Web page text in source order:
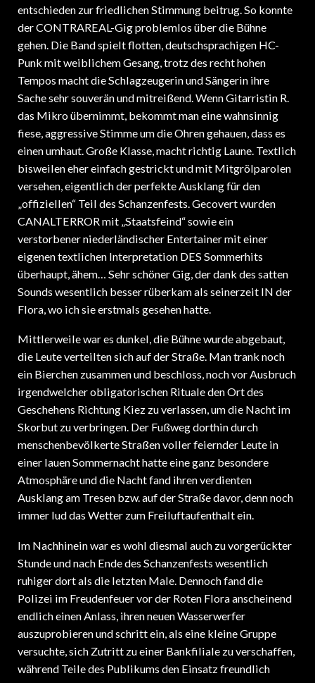
entschieden zur friedlichen Stimmung beitrug. So konnte
der CONTRAREAL-Gig problemlos über die Bühne
gehen. Die Band spielt flotten, deutschsprachigen HC-
Punk mit weiblichem Gesang, trotz des recht hohen
Tempos macht die Schlagzeugerin und Sängerin ihre
Sache sehr souverän und mitreißend. Wenn Gitarristin R.
das Mikro übernimmt, bekommt man eine wahnsinnig
fiese, aggressive Stimme um die Ohren gehauen, dass es
einen umhaut. Große Klasse, macht richtig Laune. Textlich
bisweilen eher einfach gestrickt und mit Mitgrölparolen
versehen, eigentlich der perfekte Ausklang für den
„offiziellen“ Teil des Schanzenfests. Gecovert wurden
CANALTERROR mit „Staatsfeind“ sowie ein
verstorbener niederländischer Entertainer mit einer
eigenen textlichen Interpretation DES Sommerhits
überhaupt, ähem… Sehr schöner Gig, der dank des satten
Sounds wesentlich besser rüberkam als seinerzeit IN der
Flora, wo ich sie erstmals gesehen hatte.
Mittlerweile war es dunkel, die Bühne wurde abgebaut,
die Leute verteilten sich auf der Straße. Man trank noch
ein Bierchen zusammen und beschloss, noch vor Ausbruch
irgendwelcher obligatorischen Rituale den Ort des
Geschehens Richtung Kiez zu verlassen, um die Nacht im
Skorbut zu verbringen. Der Fußweg dorthin durch
menschenbevölkerte Straßen voller feiernder Leute in
einer lauen Sommernacht hatte eine ganz besondere
Atmosphäre und die Nacht fand ihren verdienten
Ausklang am Tresen bzw. auf der Straße davor, denn noch
immer lud das Wetter zum Freiluftaufenthalt ein.
Im Nachhinein war es wohl diesmal auch zu vorgerückter
Stunde und nach Ende des Schanzenfests wesentlich
ruhiger dort als die letzten Male. Dennoch fand die
Polizei im Freudenfeuer vor der Roten Flora anscheinend
endlich einen Anlass, ihren neuen Wasserwerfer
auszuprobieren und schritt ein, als eine kleine Gruppe
versuchte, sich Zutritt zu einer Bankfiliale zu verschaffen,
während Teile des Publikums den Einsatz freundlich